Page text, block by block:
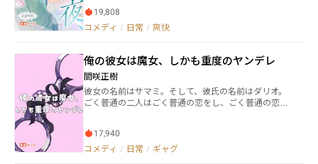
になっていて―― 「私が料理長になったら、ひとつだけお
願いがあります。どうか、調理中は厨房に足を踏み入
れないでください」 実力と共にプライドも高い部員た
を通して、人生で一度しかない少女たちの青春と向き
合う。 ≪登場人物一覧≫ 名前／学科コース／出身
【１年生 ⇒ ２年生】 ・山辺なづな 商業科調理コ
ース 山形県［マネージャー］ ・黒石すずめ 商業科
調理コース 青森県 ・中津歌音 工業科工芸コース
雲星来 農業科畜産コース 北海道 ・船橋晴海 商業
科美容コース 千葉県 【２年生 ⇒ ３年生】 ・西川
瀬李 商業科商業コース 山形県［部長］ ・九条白
的で切ない関係が織り成す、愛と裏切りの物語。 人間
関係の複雑さ、心の葛藤、そして欲望に引き寄せられ
19,808
コメディ / 日常 / 爽快
俺の彼女は魔女、しかも重度のヤンデレ
間咲正樹
彼女の名前はサマミ。そして、彼氏の名前はダリオ。
ごく普通の二人はごく普通の恋をし、ごく普通の恋人
た。17,940
コメディ / 日常 / ギャグ